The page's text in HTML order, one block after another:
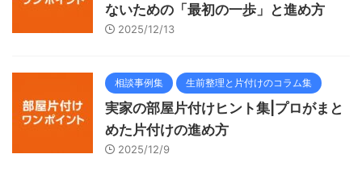
ないための「最初の一歩」と進め方
2025/12/13
相談事例集 生前整理と片付けのコラム集
実家の部屋片付けヒント集|プロがまと
めた片付けの進め方
2025/12/9